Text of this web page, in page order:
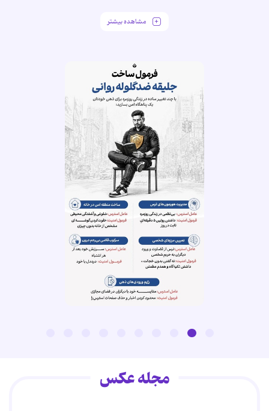
مشاهده بیشتر
مجله عکس